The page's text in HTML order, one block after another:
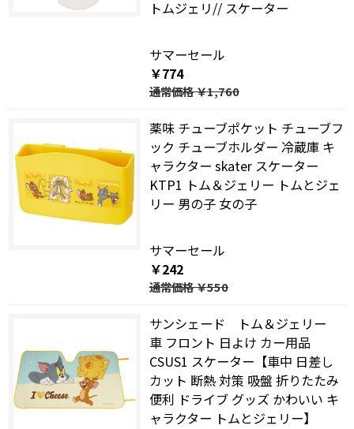
トムジェリ// スケーター
サマーセール
￥774
通常価格￥1,760
薬味 チューブポケット チューブフ
ック チューブホルダー 冷蔵庫 キ
ャラクター skater スケーター
KTP1 トム＆ジェリー トムとジェ
リー 男の子 女の子
サマーセール
￥242
通常価格￥550
サンシェード トム＆ジェリー
車 フロント 日よけ カー用品
CSUS1 スケーター【車中 日差し
カット 断熱 対策 吸盤 折りたたみ
便利 ドライブ グッズ かわいい キ
ャラクター トムとジェリー】